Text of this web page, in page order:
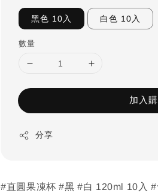
黑色 10入 白色 10入
數量
加入
分享
#直圓果凍杯 #黑 #白 120ml 10入